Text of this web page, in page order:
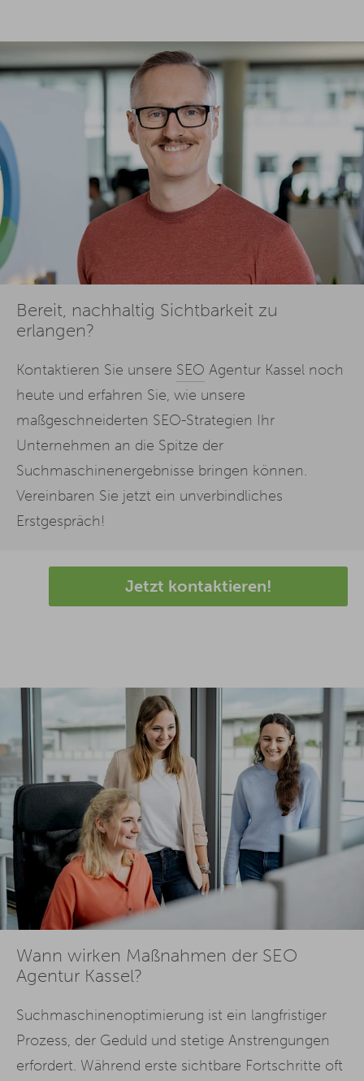
Bereit, nachhaltig Sichtbarkeit zu
erlangen?
Kontaktieren Sie unsere SEO Agentur Kassel noch
heute und erfahren Sie, wie unsere
maßgeschneiderten SEO-Strategien Ihr
Unternehmen an die Spitze der
Suchmaschinenergebnisse bringen können.
Vereinbaren Sie jetzt ein unverbindliches
Erstgespräch!
Jetzt kontaktieren!
Wann wirken Maßnahmen der SEO
Agentur Kassel?
Suchmaschinenoptimierung ist ein langfristiger
Prozess, der Geduld und stetige Anstrengungen
erfordert. Während erste sichtbare Fortschritte oft